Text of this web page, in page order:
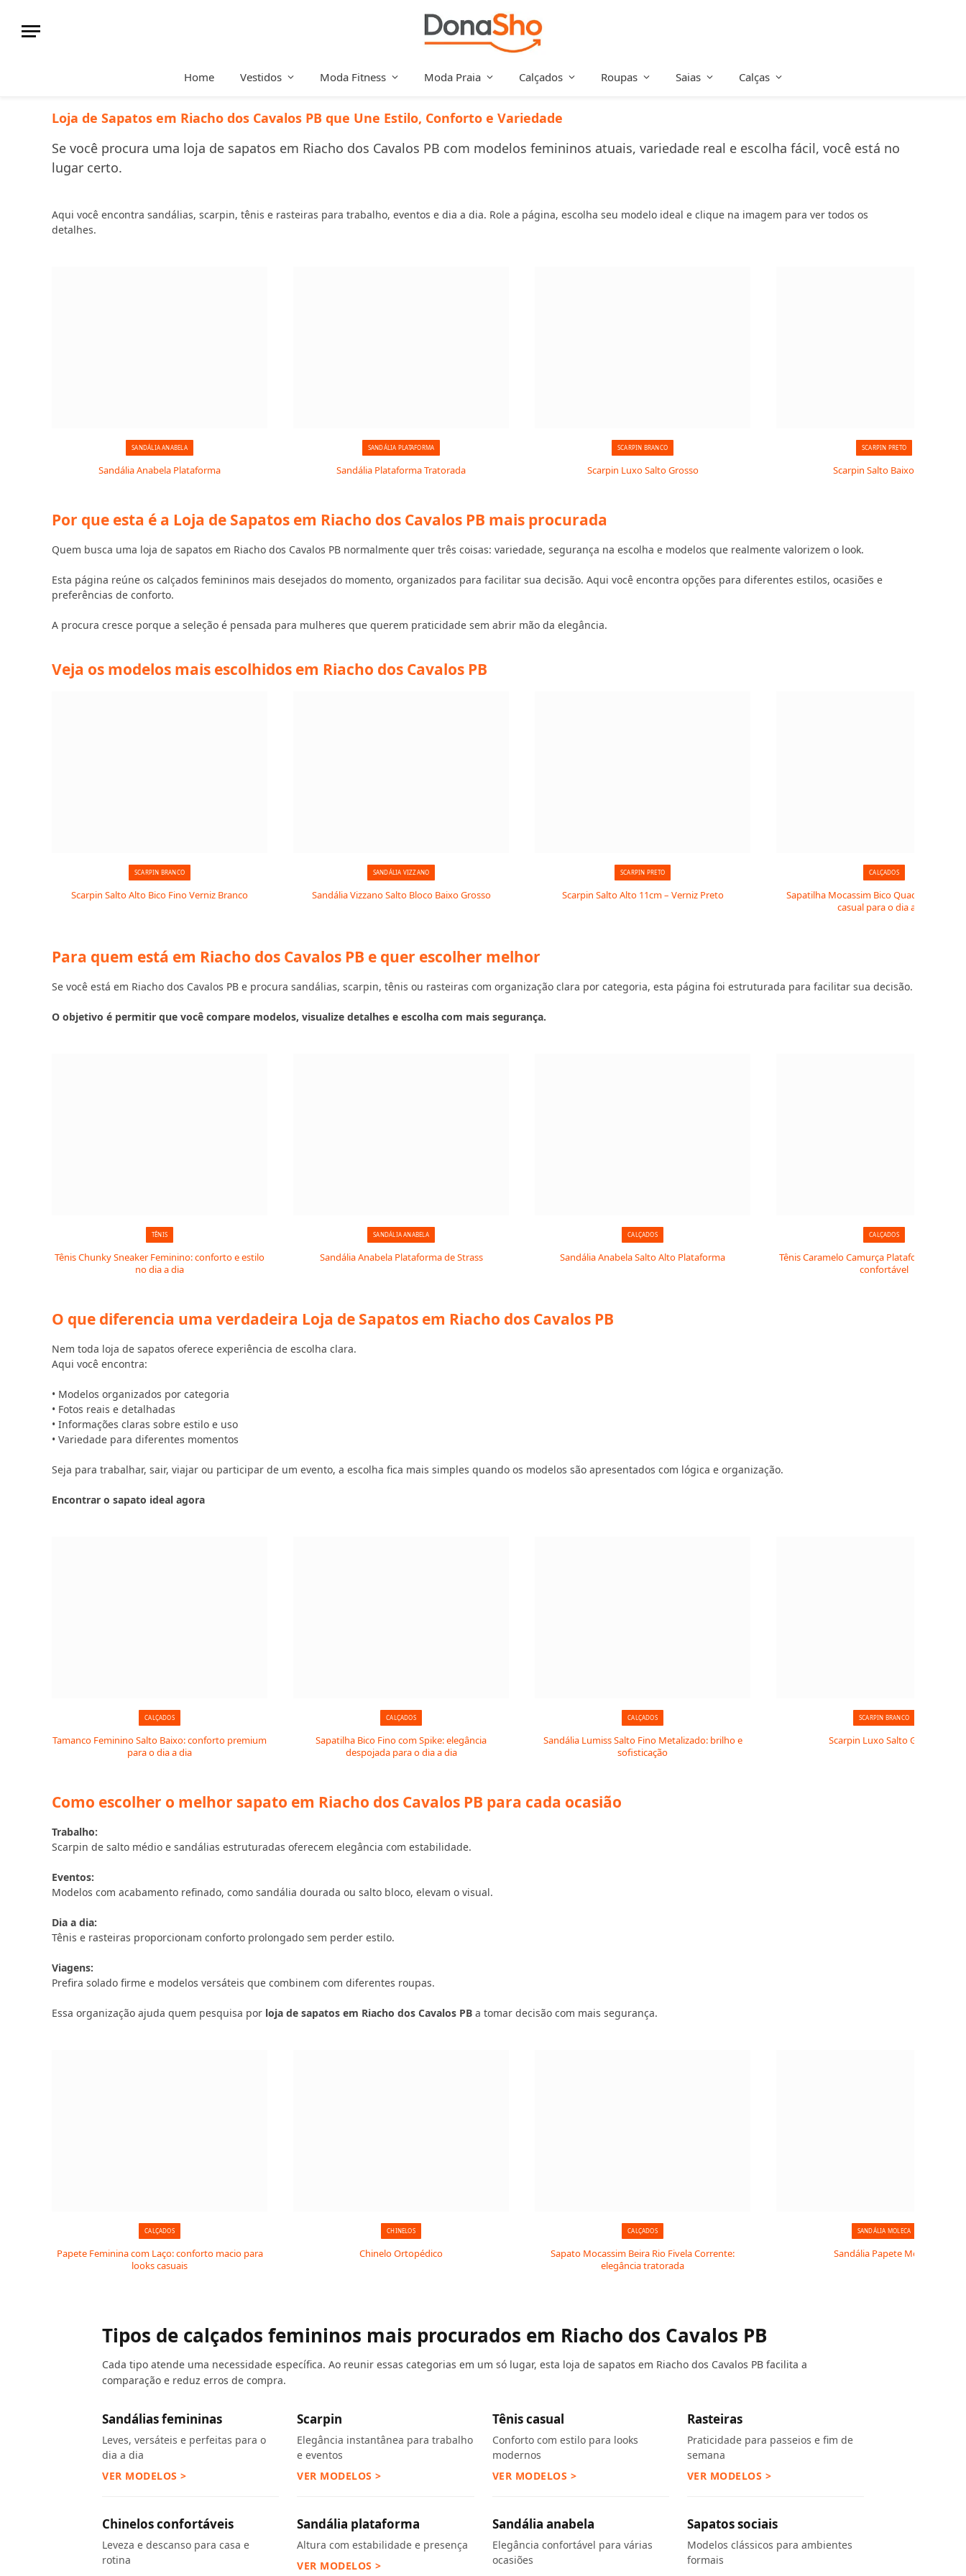
Home Vestidos Moda Fitness Moda Praia Calçados Roupas Saias Calças
Loja de Sapatos em Riacho dos Cavalos PB que Une Estilo, Conforto e Variedade
Se você procura uma loja de sapatos em Riacho dos Cavalos PB com modelos femininos atuais, variedade real e escolha fácil, você está no
lugar certo.
Aqui você encontra sandálias, scarpin, tênis e rasteiras para trabalho, eventos e dia a dia. Role a página, escolha seu modelo ideal e clique na imagem para ver todos os
detalhes.
SANDÁLIA ANABELA
Sandália Anabela Plataforma
SANDÁLIA PLATAFORMA
Sandália Plataforma Tratorada
SCARPIN BRANCO
Scarpin Luxo Salto Grosso
SCARPIN PRETO
Scarpin Salto Baixo Fino
Por que esta é a Loja de Sapatos em Riacho dos Cavalos PB mais procurada
Quem busca uma loja de sapatos em Riacho dos Cavalos PB normalmente quer três coisas: variedade, segurança na escolha e modelos que realmente valorizem o look.
Esta página reúne os calçados femininos mais desejados do momento, organizados para facilitar sua decisão. Aqui você encontra opções para diferentes estilos, ocasiões e
preferências de conforto.
A procura cresce porque a seleção é pensada para mulheres que querem praticidade sem abrir mão da elegância.
Veja os modelos mais escolhidos em Riacho dos Cavalos PB
SCARPIN BRANCO
Scarpin Salto Alto Bico Fino Verniz Branco
SANDÁLIA VIZZANO
Sandália Vizzano Salto Bloco Baixo Grosso
SCARPIN PRETO
Scarpin Salto Alto 11cm – Verniz Preto
CALÇADOS
Sapatilha Mocassim Bico Quadrado:
casual para o dia a dia
Para quem está em Riacho dos Cavalos PB e quer escolher melhor
Se você está em Riacho dos Cavalos PB e procura sandálias, scarpin, tênis ou rasteiras com organização clara por categoria, esta página foi estruturada para facilitar sua decisão.
O objetivo é permitir que você compare modelos, visualize detalhes e escolha com mais segurança.
TÊNIS
Tênis Chunky Sneaker Feminino: conforto e estilo
no dia a dia
SANDÁLIA ANABELA
Sandália Anabela Plataforma de Strass
CALÇADOS
Sandália Anabela Salto Alto Plataforma
CALÇADOS
Tênis Caramelo Camurça Plataforma: estilo
confortável
O que diferencia uma verdadeira Loja de Sapatos em Riacho dos Cavalos PB
Nem toda loja de sapatos oferece experiência de escolha clara.
Aqui você encontra:
• Modelos organizados por categoria
• Fotos reais e detalhadas
• Informações claras sobre estilo e uso
• Variedade para diferentes momentos
Seja para trabalhar, sair, viajar ou participar de um evento, a escolha fica mais simples quando os modelos são apresentados com lógica e organização.
Encontrar o sapato ideal agora
CALÇADOS
Tamanco Feminino Salto Baixo: conforto premium
para o dia a dia
CALÇADOS
Sapatilha Bico Fino com Spike: elegância
despojada para o dia a dia
CALÇADOS
Sandália Lumiss Salto Fino Metalizado: brilho e
sofisticação
SCARPIN BRANCO
Scarpin Luxo Salto Grosso
Como escolher o melhor sapato em Riacho dos Cavalos PB para cada ocasião
Trabalho:
Scarpin de salto médio e sandálias estruturadas oferecem elegância com estabilidade.
Eventos:
Modelos com acabamento refinado, como sandália dourada ou salto bloco, elevam o visual.
Dia a dia:
Tênis e rasteiras proporcionam conforto prolongado sem perder estilo.
Viagens:
Prefira solado firme e modelos versáteis que combinem com diferentes roupas.
Essa organização ajuda quem pesquisa por loja de sapatos em Riacho dos Cavalos PB a tomar decisão com mais segurança.
CALÇADOS
Papete Feminina com Laço: conforto macio para
looks casuais
CHINELOS
Chinelo Ortopédico
CALÇADOS
Sapato Mocassim Beira Rio Fivela Corrente:
elegância tratorada
SANDÁLIA MOLECA
Sandália Papete Moleca
Tipos de calçados femininos mais procurados em Riacho dos Cavalos PB
Cada tipo atende uma necessidade específica. Ao reunir essas categorias em um só lugar, esta loja de sapatos em Riacho dos Cavalos PB facilita a
comparação e reduz erros de compra.
Sandálias femininas
Leves, versáteis e perfeitas para o
dia a dia
VER MODELOS >
Scarpin
Elegância instantânea para trabalho
e eventos
VER MODELOS >
Tênis casual
Conforto com estilo para looks
modernos
VER MODELOS >
Rasteiras
Praticidade para passeios e fim de
semana
VER MODELOS >
Chinelos confortáveis
Leveza e descanso para casa e
rotina
Sandália plataforma
Altura com estabilidade e presença
VER MODELOS >
Sandália anabela
Elegância confortável para várias
ocasiões
Sapatos sociais
Modelos clássicos para ambientes
formais